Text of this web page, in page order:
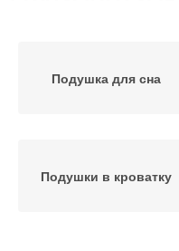
Подушка для сна
Подушки в кроватку